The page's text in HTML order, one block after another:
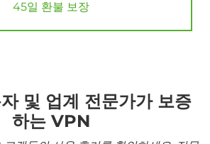
45일 환불 보장
자 및 업계 전문가가 보증
하는 VPN